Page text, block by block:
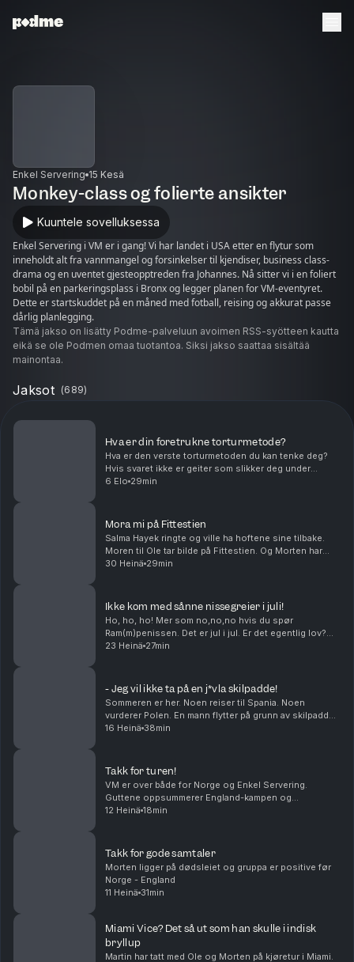
Enkel Servering 15 Kesä
Monkey-class og folierte ansikter
Kuuntele sovelluksessa
Enkel Servering i VM er i gang! Vi har landet i USA etter en flytur som
inneholdt alt fra vannmangel og forsinkelser til kjendiser, business class-
drama og en uventet gjesteopptreden fra Johannes. Nå sitter vi i en foliert
bobil på en parkeringsplass i Bronx og legger planen for VM-eventyret.
Dette er startskuddet på en måned med fotball, reising og akkurat passe
dårlig planlegging.
Tämä jakso on lisätty Podme-palveluun avoimen RSS-syötteen kautta
eikä se ole Podmen omaa tuotantoa. Siksi jakso saattaa sisältää
mainontaa.
Jaksot (689)
Hva er din foretrukne torturmetode?
Hva er den verste torturmetoden du kan tenke deg?
Hvis svaret ikke er geiter som slikker deg under
føttene, har du ikke hørt denne episoden enda. Kan
6 Elo 29min
Mora mi på Fittestien
Salma Hayek ringte og ville ha hoftene sine tilbake.
Moren til Ole tar bilde på Fittestien. Og Morten har
visst en greie med å krangle med dyr. Middagstips:
30 Heinä 29min
Ikke kom med sånne nissegreier i juli!
Ho, ho, ho! Mer som no,no,no hvis du spør
Ram(m)penissen. Det er jul i jul. Er det egentlig lov?
Hvilken sunn matrett vil du egentlig at skal smake
23 Heinä 27min
- Jeg vil ikke ta på en j*vla skilpadde!
Sommeren er her. Noen reiser til Spania. Noen
vurderer Polen. En mann flytter på grunn av skilpadder.
Livet tar folk i forskjellige retninger.Middagstips:
16 Heinä 38min
Takk for turen!
VM er over både for Norge og Enkel Servering.
Guttene oppsummerer England-kampen og
mesterskapet. Takk for følget!
12 Heinä 18min
Takk for gode samtaler
Morten ligger på dødsleiet og gruppa er positive før
Norge - England
11 Heinä 31min
Miami Vice? Det så ut som han skulle i indisk
bryllup
Martin har tatt med Ole og Morten på kjøretur i Miami.